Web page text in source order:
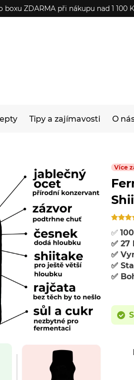
boxu ZDARMA při nákupu nad 1 100
Tipy a zajímavosti O
Více
✅
✅
✅
✅
✅